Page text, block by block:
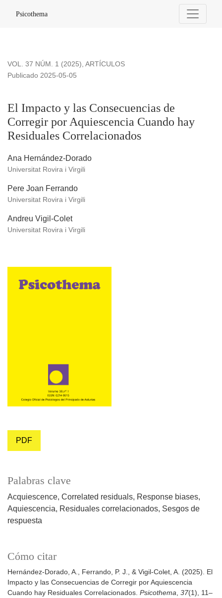
El Impacto y las Consecuencias de Corregir por
Psicothema
VOL. 37 NÚM. 1 (2025), ARTÍCULOS
El Impacto y las Consecuencias de
Corregir por Aquiescencia Cuando hay
Residuales Correlacionados
Publicado 2025-05-05
Ana Hernández-Dorado
Universitat Rovira i Virgili
Pere Joan Ferrando
Universitat Rovira i Virgili
Andreu Vigil-Colet
Universitat Rovira i Virgili
PDF
Palabras clave
Acquiescence Correlated residuals Response biases
Aquiescencia
Residuales correlacionados Sesgos de
respuesta
Cómo citar
Hernández-Dorado, A., Ferrando, P. J., & Vigil-Colet, A. (2025). El
Impacto y las Consecuencias de Corregir por Aquiescencia
Cuando hay Residuales Correlacionados. Psicothema 37(1), 11–